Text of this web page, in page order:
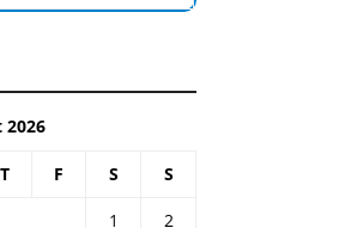
2026
T F S S
1
2